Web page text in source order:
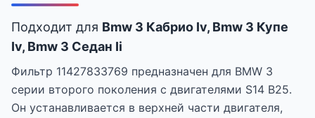
Подходит для Bmw 3 Кабрио Iv, Bmw 3 Купе
Iv, Bmw 3 Седан Ii
Фильтр 11427833769 предназначен для BMW 3
серии второго поколения с двигателями S14 B25.
Он устанавливается в верхней части двигателя,